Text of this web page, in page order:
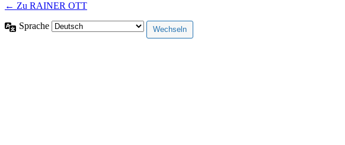
← Zu RAINER OTT
Sprache